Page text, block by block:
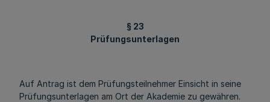
§ 23
Prüfungsunterlagen
Auf Antrag ist dem Prüfungsteilnehmer Einsicht in seine
Prüfungsunterlagen am Ort der Akademie zu gewähren.